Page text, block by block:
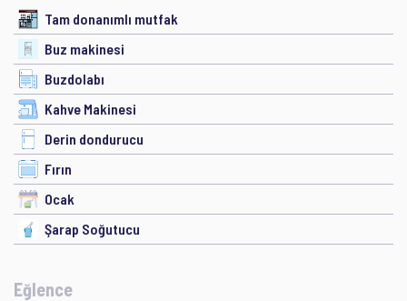
Tam donanımlı mutfak
Buz makinesi
Buzdolabı
Kahve Makinesi
Derin dondurucu
Fırın
Ocak
Şarap Soğutucu
Eğlence